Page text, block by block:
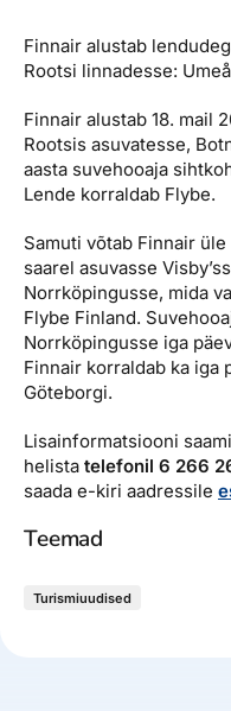
Airalo eSIM
Reisija
Platinum Club
Boonuspunktid
Ettevõttest, kontaktid,
tööle, uudised...
Ettevõttest
Kontaktid
Tule tööle
Uudised
Finnair alustab
Rootsi linnadesse:
Finnair alustab 18. mail
Rootsis asuvatesse,
aasta suvehooaja
Lende korraldab Flybe.
Samuti võtab Finnair
saarel asuvasse
Norrköpingusse, mida
Flybe Finland.
Norrköpingusse iga
Finnair korraldab ka iga
Göteborgi.
Lisainformatsiooni
helista telefonil 6 266
saada e-kiri aadressile
Teemad
Turismiuudised